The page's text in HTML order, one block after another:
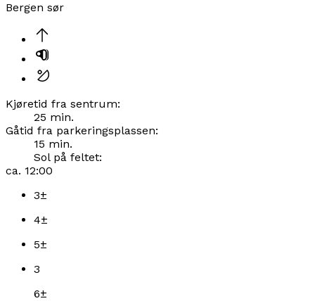
Bergen sør
Kjøretid fra sentrum:
25 min.
Gåtid fra parkeringsplassen:
15 min.
Sol på feltet:
ca. 12:00
3±
4±
5±
3
6±